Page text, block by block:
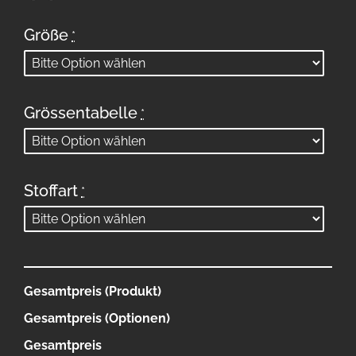
Größe *
Grössentabelle *
Stoffart *
Gesamtpreis (Produkt)
Gesamtpreis (Optionen)
Gesamtpreis